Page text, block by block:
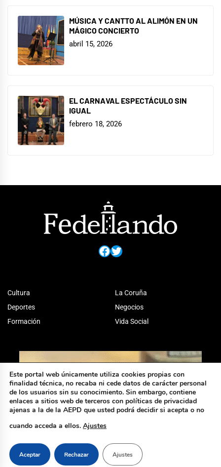
MÚSICA Y CANTTO AL ALIMÓN EN UN
MÁGICO CONCIERTO
abril 15, 2026
EL CARNAVAL ESPECTÁCULO SIN
IGUAL
febrero 18, 2026
Facebook
Twitter
Cultura
Deportes
Formación
La Coruña
Negocios
Vida Social
Este portal web únicamente utiliza cookies propias con
finalidad técnica, no recaba ni cede datos de carácter personal
de los usuarios sin su conocimiento. Sin embargo, contiene
enlaces a sitios web de terceros con políticas de privacidad
ajenas a la de la AEPD que usted podrá decidir si acepta o no
cuando acceda a ellos. Ajustes
Aceptar Rechazar Ajustes